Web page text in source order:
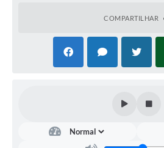
COMPARTILHAR